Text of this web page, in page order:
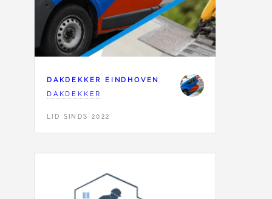
DAKDEKKER EINDHOVEN
DAKDEKKER
LID SINDS 2022